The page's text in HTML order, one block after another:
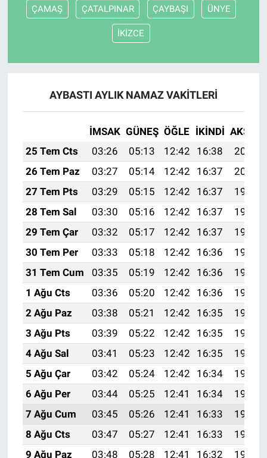
ÇAMAŞ ÇATALPINAR ÇAYBAŞI ÜNYE
İKİZCE
AYBASTI AYLIK NAMAZ VAKITLERI
İMSAK GÜNEŞ ÖĞLE İKINDI AKŞAM
25 Tem Cts
03:26 05:13 12:42 16:38
20:01
26 Tem Paz
03:27 05:14 12:42 16:37
20:00
27 Tem Pts
03:29 05:15 12:42 16:37
19:59
28 Tem Sal
03:30 05:16 12:42 16:37
19:58
29 Tem Çar
03:32 05:17 12:42 16:37
19:57
30 Tem Per
03:33 05:18 12:42 16:36
19:56
31 Tem Cum
03:35 05:19 12:42 16:36
19:55
1 Ağu Cts
03:36 05:20 12:42 16:36
19:54
2 Ağu Paz
03:38 05:21 12:42 16:35
19:53
3 Ağu Pts
03:39 05:22 12:42 16:35
19:52
4 Ağu Sal
03:41 05:23 12:42 16:35
19:50
5 Ağu Çar
03:42 05:24 12:42 16:34
19:49
6 Ağu Per
03:44 05:25 12:41 16:34
19:48
7 Ağu Cum
03:45 05:26 12:41 16:33
19:47
8 Ağu Cts
03:47 05:27 12:41 16:33
19:46
9 Ağu Paz
03:48 05:28 12:41 16:32
19:45